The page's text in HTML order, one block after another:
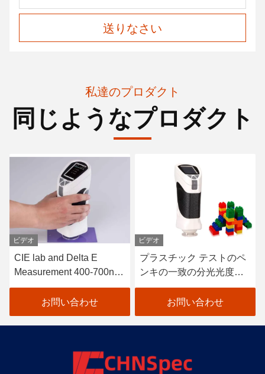
送りなさい
私達のプロダクト
同じようなプロダクト
ビデオ
CIE lab and Delta E
Measurement 400-700nm
Colour Tester Portable
Colour Difference Meter
お問い合わせ
ビデオ
プラスチック テストのペ
ンキの一致の分光光度計0
- 200%年の測定範囲
お問い合わせ